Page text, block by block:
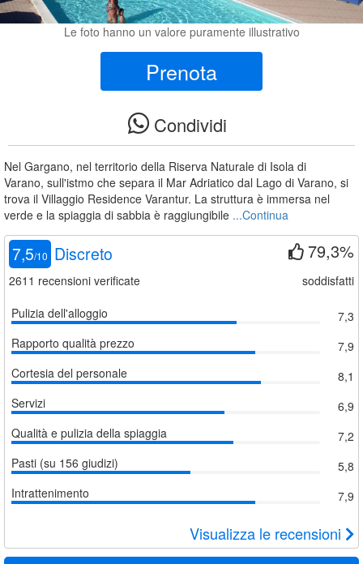
Le foto hanno un valore puramente illustrativo
Prenota
Condividi
Nel Gargano, nel territorio della Riserva Naturale di Isola di
Varano, sull'istmo che separa il Mar Adriatico dal Lago di Varano, si
trova il Villaggio Residence Varantur. La struttura è immersa nel
verde e la spiaggia di sabbia è raggiungibile ...Continua
7,5/10 Discreto
2611 recensioni verificate
79,3%
soddisfatti
Pulizia dell'alloggio
7,3
Rapporto qualità prezzo
7,9
Cortesia del personale
8,1
Servizi
6,9
Qualità e pulizia della spiaggia
7,2
Pasti (su 156 giudizi)
5,8
Intrattenimento
7,9
Visualizza le recensioni